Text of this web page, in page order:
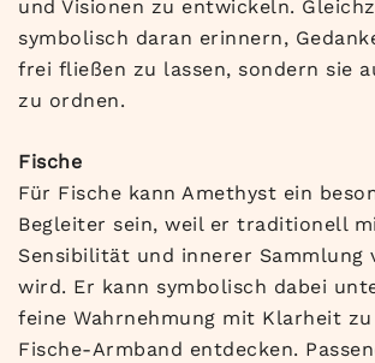
und Visionen zu entwickeln.
symbolisch daran erinnern,
frei fließen zu lassen, sondern sie
zu ordnen.
Fische
Für Fische kann Amethyst ein
Begleiter sein, weil er traditionell
Sensibilität und innerer Sammlung
wird. Er kann symbolisch dabei
feine Wahrnehmung mit Klarheit
Fische-Armband entdecken.